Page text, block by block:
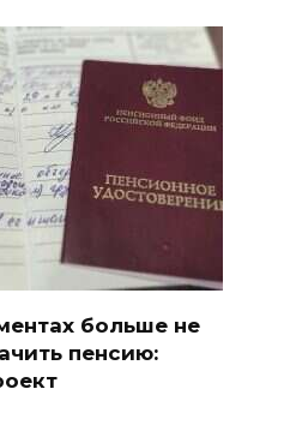
больше не
пенсию: